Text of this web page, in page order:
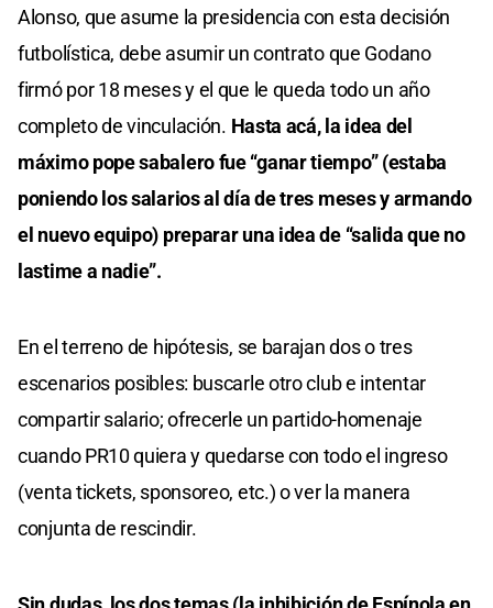
Alonso, que asume la presidencia con esta decisión
futbolística, debe asumir un contrato que Godano
firmó por 18 meses y el que le queda todo un año
completo de vinculación. Hasta acá, la idea del
máximo pope sabalero fue “ganar tiempo” (estaba
poniendo los salarios al día de tres meses y armando
el nuevo equipo) preparar una idea de “salida que no
lastime a nadie”.
En el terreno de hipótesis, se barajan dos o tres
escenarios posibles: buscarle otro club e intentar
compartir salario; ofrecerle un partido-homenaje
cuando PR10 quiera y quedarse con todo el ingreso
(venta tickets, sponsoreo, etc.) o ver la manera
conjunta de rescindir.